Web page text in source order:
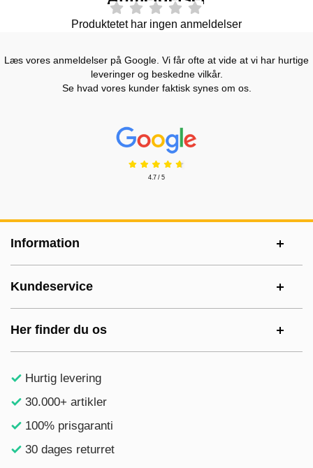
Produktetet har ingen anmeldelser
Læs vores anmeldelser på Google. Vi får ofte at vide at vi har hurtige
leveringer og beskedne vilkår.
Se hvad vores kunder faktisk synes om os.
Prisjakt Anmeldelser: 4.7 Stjerne
4.7 / 5
Information
Kundeservice
Her finder du os
Hurtig levering
30.000+ artikler
100% prisgaranti
30 dages returret